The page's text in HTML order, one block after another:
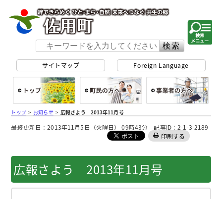
サイトマップ Foreign Language
総合トップ
トップ> お知らせ>広報さよう 2013年11月号
最終更新日：2013年11月5日（火曜日） 09時43分 記事ID：2-1-3-2189
印刷する
広報さよう 2013年11月号